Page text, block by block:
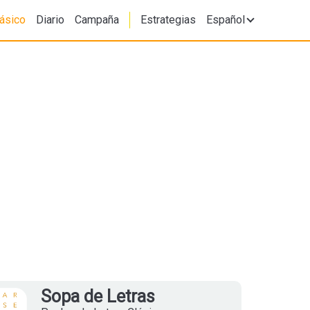
Diario Campaña Estrategias Español
Sopa de Letras